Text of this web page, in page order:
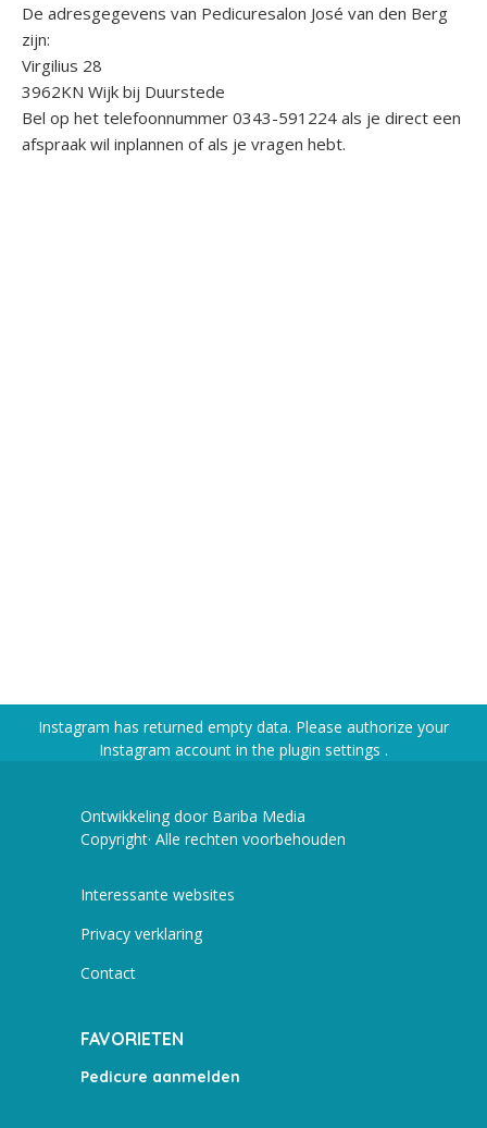
De adresgegevens van Pedicuresalon José van den Berg
zijn:
Virgilius 28
3962KN Wijk bij Duurstede
Bel op het telefoonnummer 0343-591224 als je direct een
afspraak wil inplannen of als je vragen hebt.
Instagram has returned empty data. Please authorize your
Instagram account in the plugin settings .
Ontwikkeling door Bariba Media
Copyright· Alle rechten voorbehouden
Interessante websites
Privacy verklaring
Contact
FAVORIETEN
Pedicure aanmelden